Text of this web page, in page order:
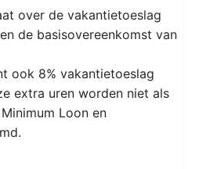
over de vakantietoeslag
de basisovereenkomst van
ook 8% vakantietoeslag
extra uren worden niet als
Loon en